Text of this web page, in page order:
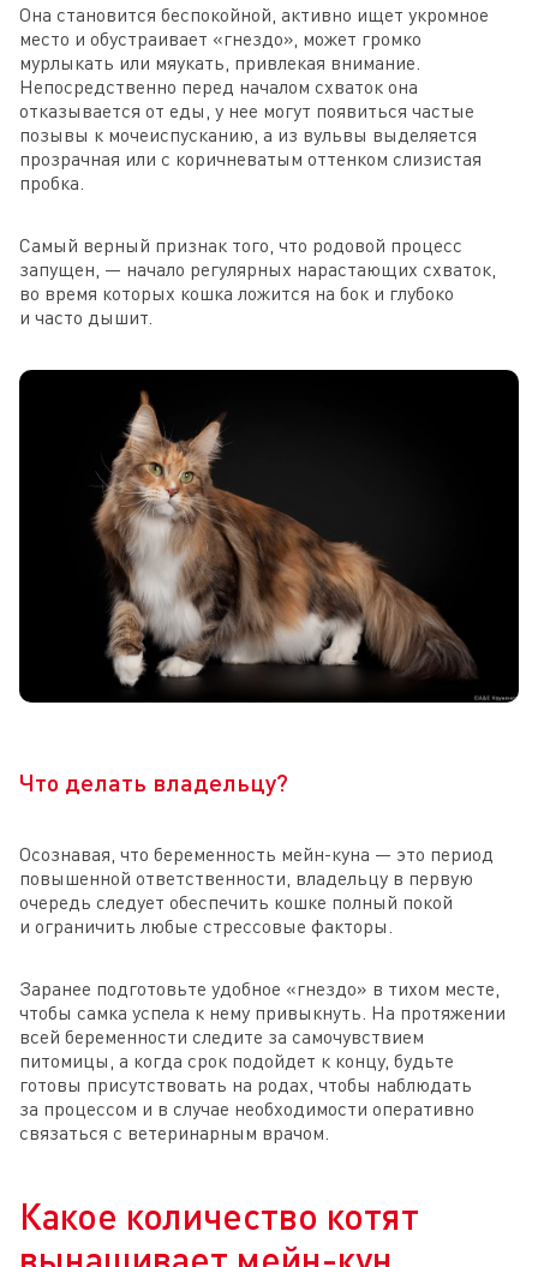
Она становится беспокойной, активно ищет укромное
место и обустраивает «гнездо», может громко
мурлыкать или мяукать, привлекая внимание.
Непосредственно перед началом схваток она
отказывается от еды, у нее могут появиться частые
позывы к мочеиспусканию, а из вульвы выделяется
прозрачная или с коричневатым оттенком слизистая
пробка.
Самый верный признак того, что родовой процесс
запущен, — начало регулярных нарастающих схваток,
во время которых кошка ложится на бок и глубоко
и часто дышит.
Что делать владельцу?
Осознавая, что беременность мейн-куна — это период
повышенной ответственности, владельцу в первую
очередь следует обеспечить кошке полный покой
и ограничить любые стрессовые факторы.
Заранее подготовьте удобное «гнездо» в тихом месте,
чтобы самка успела к нему привыкнуть. На протяжении
всей беременности следите за самочувствием
питомицы, а когда срок подойдет к концу, будьте
готовы присутствовать на родах, чтобы наблюдать
за процессом и в случае необходимости оперативно
связаться с ветеринарным врачом.
Какое количество котят